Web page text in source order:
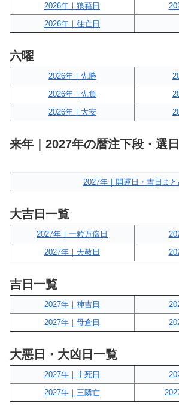
2026年｜狼藉日
2026年｜往亡日
六曜
2026年｜先勝
2026年｜先負
2026年｜大安
来年｜2027年の暦注下段・選日
2027年｜開運日・吉日まと
大吉日一覧
2027年｜一粒万倍日
2027年｜天赦日
吉日一覧
2027年｜神吉日
2027年｜母倉日
大悪日・大凶日一覧
2027年｜十死日
2027年｜三隣亡